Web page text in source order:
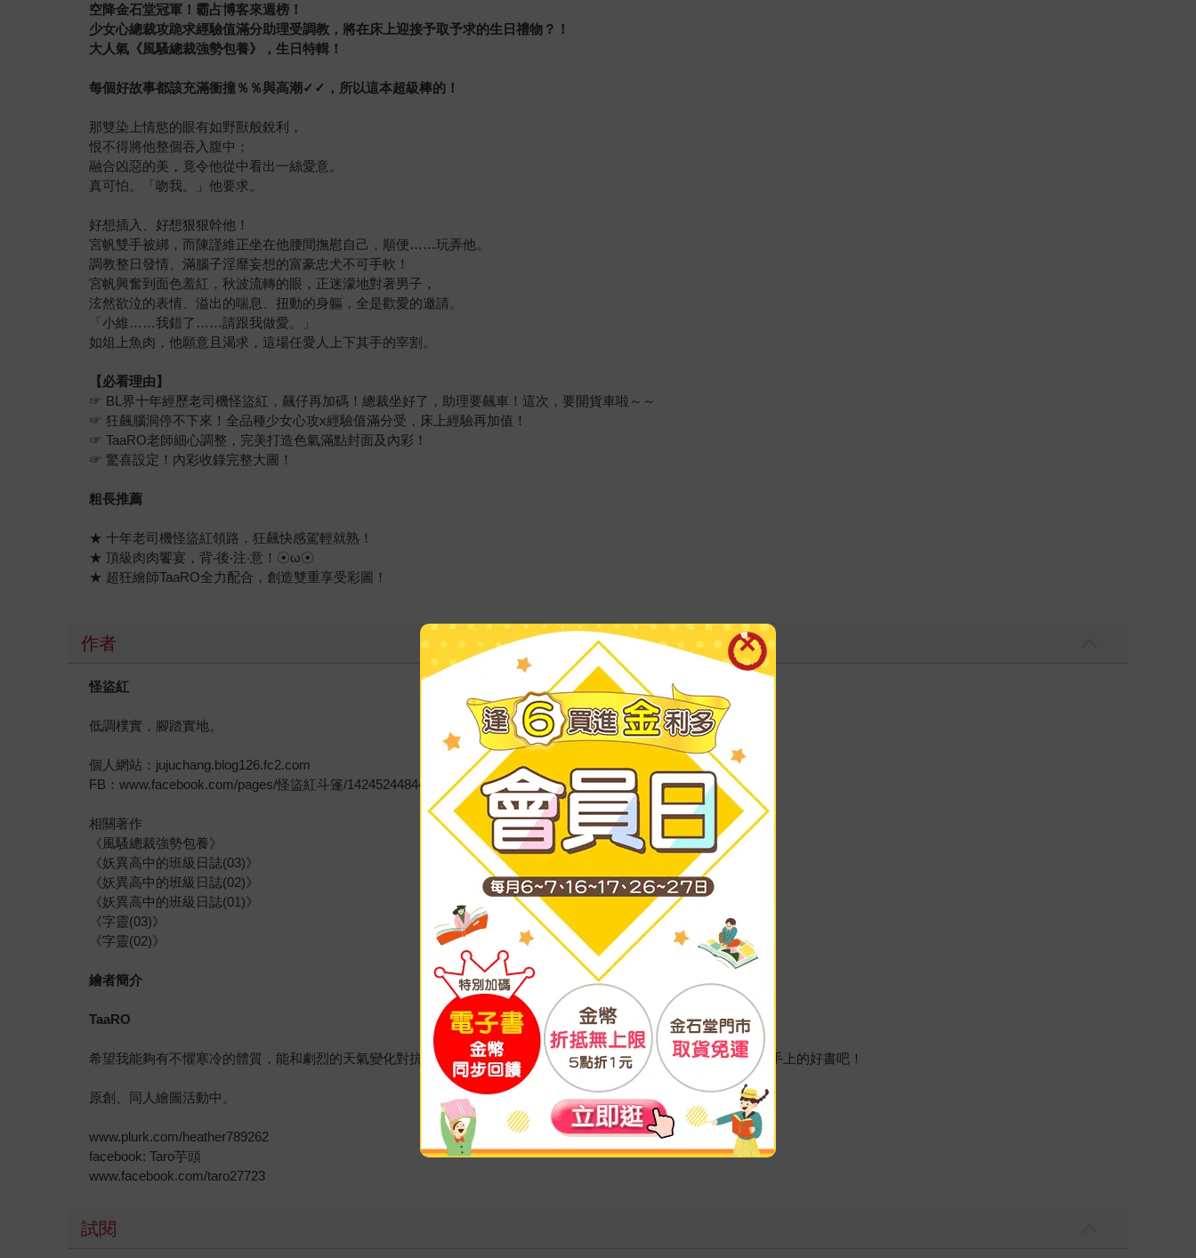
空降金石堂冠軍！霸占博客來週榜！
少女心總裁攻跪求經驗值滿分助理受調教，將在床上迎接予取予求的生日禮物？！
大人氣《風騷總裁強勢包養》，生日特輯！
每個好故事都該充滿衝撞％％與高潮 ✓✓ ，所以這本超級棒的！
那雙染上情慾的眼有如野獸般銳利，
恨不得將他整個吞入腹中；
融合凶惡的美，竟令他從中看出一絲愛意。
真可怕。「吻我。」他要求。
好想插入、好想狠狠幹他！
宮帆雙手被綁，而陳謹維正坐在他腰間撫慰自己，順便……玩弄他。
調教整日發情、滿腦子淫靡妄想的富豪忠犬不可手軟！
宮帆興奮到面色羞紅，秋波流轉的眼，正迷濛地對著男子，
泫然欲泣的表情、溢出的喘息、扭動的身軀，全是歡愛的邀請。
「小維……我錯了……請跟我做愛。」
如俎上魚肉，他願意且渴求，這場任愛人上下其手的宰割。
【必看理由】
☞ BL界十年經歷老司機怪盜紅，飆仔再加碼！總裁坐好了，助理要飆車！這次，要開貨車啦～～
☞ 狂飆腦洞停不下來！全品種少女心攻x經驗值滿分受，床上經驗再加值！
☞ TaaRO老師細心調整，完美打造色氣滿點封面及內彩！
☞ 驚喜設定！內彩收錄完整大圖！
粗長推薦
★ 十年老司機怪盜紅領路，狂飆快感駕輕就熟！
★ 頂級肉肉饗宴，背‧後‧注‧意！☉ω☉
★ 超狂繪師TaaRO全力配合，創造雙重享受彩圖！
作者
怪盜紅
低調樸實，腳踏實地。
個人網站：jujuchang.blog126.fc2.com
FB：www.facebook.com/pages/怪盜紅斗篷/1424524484425910
相關著作
《風騷總裁強勢包養》
《妖異高中的班級日誌(03)》
《妖異高中的班級日誌(02)》
《妖異高中的班級日誌(01)》
《字靈(03)》
《字靈(02)》
繪者簡介
TaaRO
希望我能夠有不懼寒冷的體質，能和劇烈的天氣變化對抗，不過還是節能減碳才是根本之法，大家不妨關掉電腦閱讀手上的好書吧！
原創、同人繪圖活動中。
www.plurk.com/heather789262
facebook: Taro芋頭
www.facebook.com/taro27723
試閱